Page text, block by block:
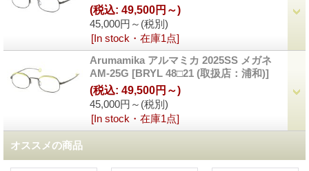
45,000円～ (税別)
(税込: 49,500円～)
[In stock・在庫1点]
Arumamika アルマミカ 2025SS メガネ
AM-25G [BRYL 48□21 (取扱店：浦和)]
45,000円～ (税別)
(税込: 49,500円～)
[In stock・在庫1点]
オススメの商品